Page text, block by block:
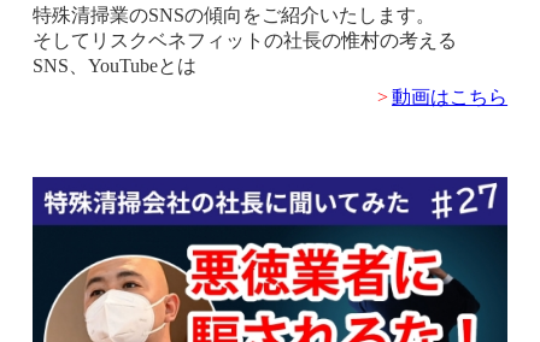
特殊清掃業のSNSの傾向をご紹介いたします。
そしてリスクベネフィットの社長の惟村の考える
SNS、YouTubeとは
>動画はこちら